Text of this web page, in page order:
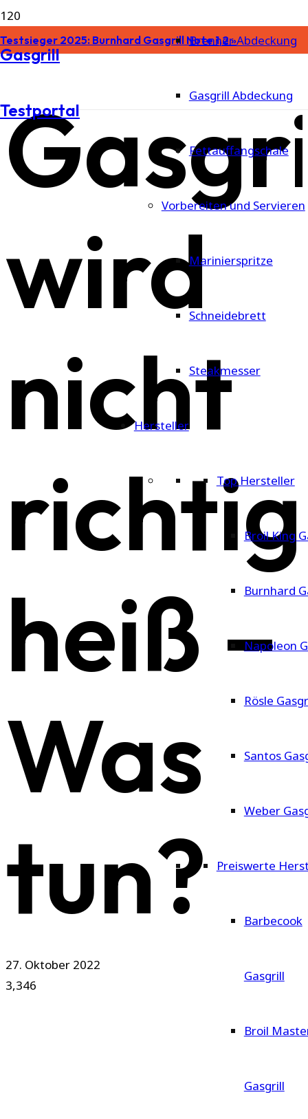
Testsieger 2025: Burnhard Gasgrill Note 1,2 »
Gasgrill
Testportal
Brenner Abdeckung
Gasgrill Abdeckung
Fettauffangschale
Vorbereiten und Servieren
Marinierspritze
Schneidebrett
Steakmesser
Hersteller
Top Hersteller
Broil King
Burnhard
Napoleon
Rösle
Santos
Weber
Preiswerte
Barbecook
Gasgrill
Broil
Gasgrill
wird
nicht
richtig
heiß –
Was
tun?
27. Oktober 2022
3,346